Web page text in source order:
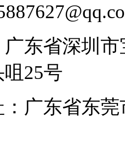
广东省深圳
25号
广东省东